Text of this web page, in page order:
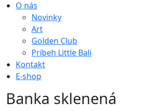
O nás
Novinky
Art
Golden Club
Príbeh Little Bali
Kontakt
E-shop
Banka sklenená